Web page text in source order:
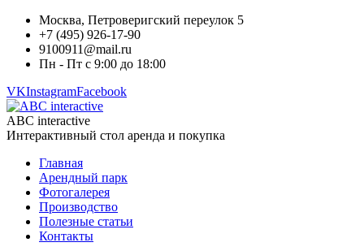
Москва, Петроверигский переулок 5
+7 (495) 926-17-90
9100911@mail.ru
Пн - Пт с 9:00 до 18:00
VKInstagramFacebook
ABC interactive
Интерактивный стол аренда и покупка
Главная
Арендный парк
Фотогалерея
Производство
Полезные статьи
Контакты